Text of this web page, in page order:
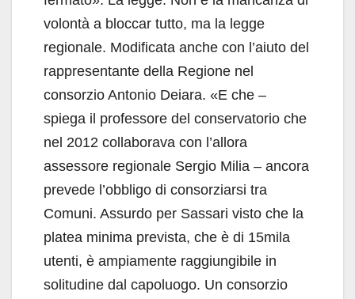
volontà a bloccar tutto, ma la legge
regionale. Modificata anche con l’aiuto del
rappresentante della Regione nel
consorzio Antonio Deiara. «E che –
spiega il professore del conservatorio che
nel 2012 collaborava con l’allora
assessore regionale Sergio Milia – ancora
prevede l’obbligo di consorziarsi tra
Comuni. Assurdo per Sassari visto che la
platea minima prevista, che è di 15mila
utenti, è ampiamente raggiungibile in
solitudine dal capoluogo. Un consorzio